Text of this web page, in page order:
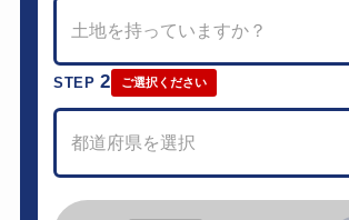
土地を持っていますか？
STEP2 ご選択ください
都道府県を選択